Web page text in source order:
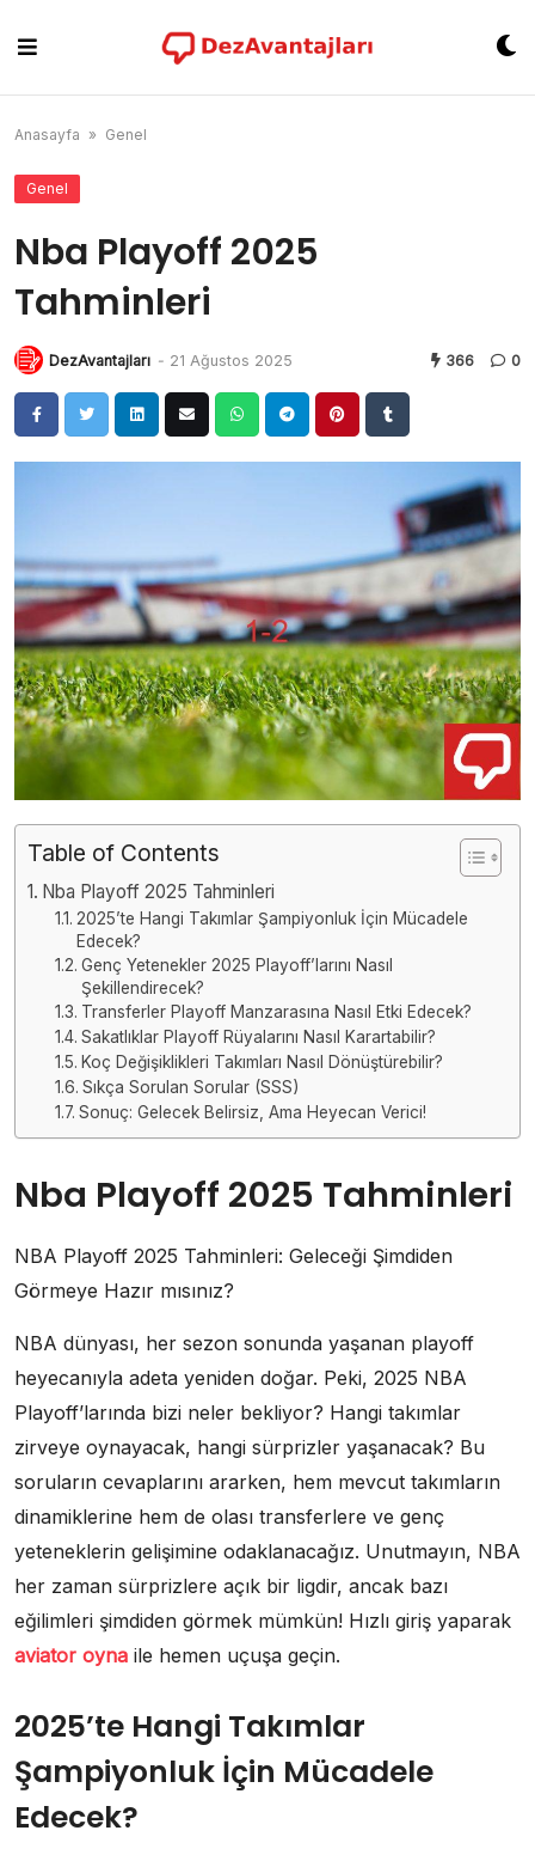
content
Anasayfa » Genel
Genel
Nba Playoff 2025
Tahminleri
DezAvantajları - 21 Ağustos 2025 366 0
Table of Contents
Nba Playoff 2025 Tahminleri
2025’te Hangi Takımlar Şampiyonluk İçin Mücadele
Edecek?
Genç Yetenekler 2025 Playoff’larını Nasıl
Şekillendirecek?
Transferler Playoff Manzarasına Nasıl Etki Edecek?
Sakatlıklar Playoff Rüyalarını Nasıl Karartabilir?
Koç Değişiklikleri Takımları Nasıl Dönüştürebilir?
Sıkça Sorulan Sorular (SSS)
Sonuç: Gelecek Belirsiz, Ama Heyecan Verici!
Nba Playoff 2025 Tahminleri
NBA Playoff 2025 Tahminleri: Geleceği Şimdiden
Görmeye Hazır mısınız?
NBA dünyası, her sezon sonunda yaşanan playoff
heyecanıyla adeta yeniden doğar. Peki, 2025 NBA
Playoff’larında bizi neler bekliyor? Hangi takımlar
zirveye oynayacak, hangi sürprizler yaşanacak? Bu
soruların cevaplarını ararken, hem mevcut takımların
dinamiklerine hem de olası transferlere ve genç
yeteneklerin gelişimine odaklanacağız. Unutmayın, NBA
her zaman sürprizlere açık bir ligdir, ancak bazı
eğilimleri şimdiden görmek mümkün! Hızlı giriş yaparak
aviator oyna ile hemen uçuşa geçin.
2025’te Hangi Takımlar
Şampiyonluk İçin Mücadele
Edecek?